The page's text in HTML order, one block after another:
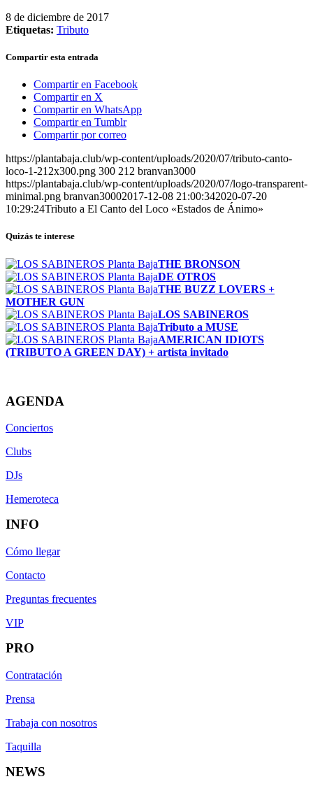
8 de diciembre de 2017
Etiquetas: Tributo
Compartir esta entrada
Compartir en Facebook
Compartir en X
Compartir en WhatsApp
Compartir en Tumblr
Compartir por correo
https://plantabaja.club/wp-content/uploads/2020/07/tributo-canto-
loco-1-212x300.png 300 212 branvan3000
https://plantabaja.club/wp-content/uploads/2020/07/logo-transparent-
minimal.png branvan30002017-12-08 21:00:342020-07-20
10:29:24Tributo a El Canto del Loco «Estados de Ánimo»
Quizás te interese
THE BRONSON
DE OTROS
THE BUZZ LOVERS +
MOTHER GUN
LOS SABINEROS
Tributo a MUSE
AMERICAN IDIOTS
(TRIBUTO A GREEN DAY) + artista invitado
AGENDA
Conciertos
Clubs
DJs
Hemeroteca
INFO
Cómo llegar
Contacto
Preguntas frecuentes
VIP
PRO
Contratación
Prensa
Trabaja con nosotros
Taquilla
NEWS